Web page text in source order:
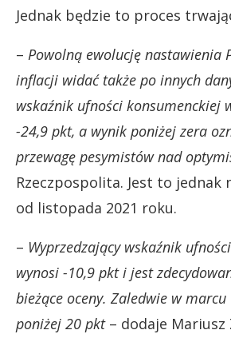
Jednak będzie to proces
– Powolną ewolucję nastawienia
inflacji widać także po innych
wskaźnik ufności konsumenckiej
-24,9 pkt, a wynik poniżej zera
przewagę pesymistów nad
Rzeczpospolita. Jest to jednak
od listopada 2021 roku.
– Wyprzedzający wskaźnik
wynosi -10,9 pkt i jest
bieżące oceny. Zaledwie w marcu
poniżej 20 pkt– dodaje Mariusz